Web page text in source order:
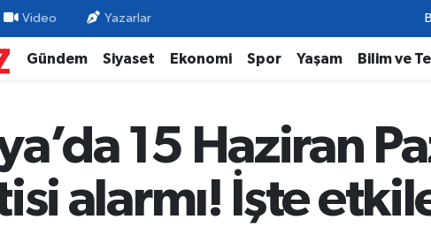
Video Yazarlar
Gündem Siyaset Ekonomi Spor Yaşam Bilim ve
15 Haziran
alarmı! İşte
Fikstür